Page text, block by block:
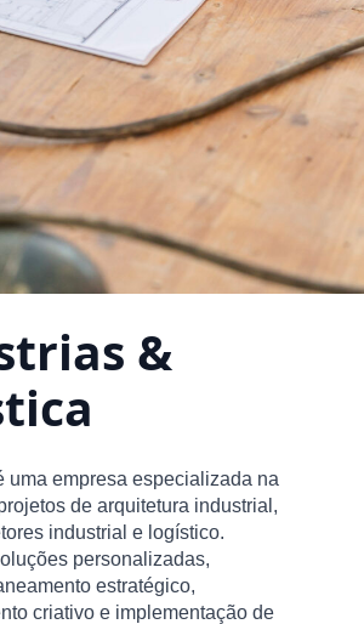
&
uma empresa especializada na
de arquitetura industrial,
industrial e logístico.
personalizadas,
estratégico,
criativo e implementação de